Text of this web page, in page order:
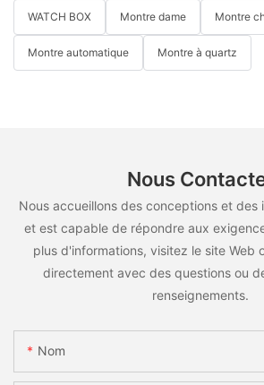
WATCH BOX Montre dame Montre
Montre automatique Montre à quartz
Nous
Nous accueillons des conceptions et des
et est capable de répondre aux
plus d'informations, visitez le site Web
directement avec des questions ou
renseignements.
Nom